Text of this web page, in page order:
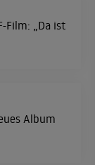
Film: „Da ist
Album